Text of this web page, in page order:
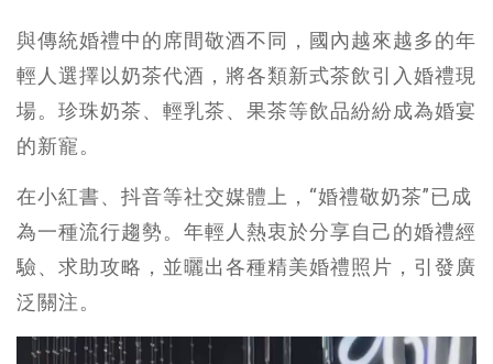
與傳統婚禮中的席間敬酒不同，國內越來越多的年
輕人選擇以奶茶代酒，將各類新式茶飲引入婚禮現
場。珍珠奶茶、輕乳茶、果茶等飲品紛紛成為婚宴
的新寵。
在小紅書、抖音等社交媒體上，“婚禮敬奶茶”已成
為一種流行趨勢。年輕人熱衷於分享自己的婚禮經
驗、求助攻略，並曬出各種精美婚禮照片，引發廣
泛關注。